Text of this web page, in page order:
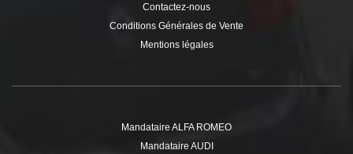
Contactez-nous
Conditions Générales de Vente
Mentions légales
Mandataire ALFA ROMEO
Mandataire AUDI